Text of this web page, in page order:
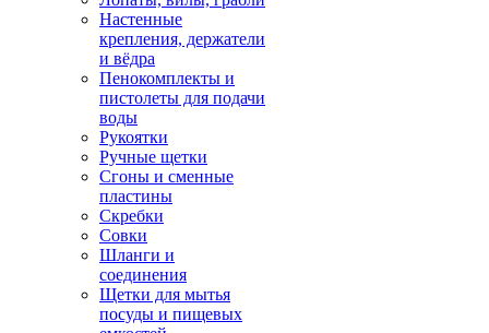
Настенные
крепления, держатели
и вёдра
Пенокомплекты и
пистолеты для подачи
воды
Рукоятки
Ручные щетки
Сгоны и сменные
пластины
Скребки
Совки
Шланги и
соединения
Щетки для мытья
посуды и пищевых